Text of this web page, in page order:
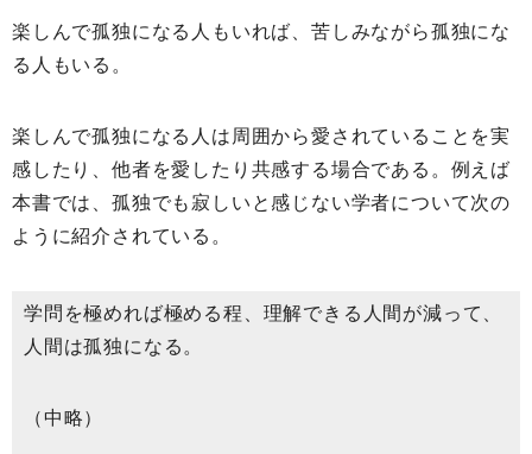
楽しんで孤独になる人もいれば、苦しみながら孤独にな
る人もいる。
楽しんで孤独になる人は周囲から愛されていることを実
感したり、他者を愛したり共感する場合である。例えば
本書では、孤独でも寂しいと感じない学者について次の
ように紹介されている。
学問を極めれば極める程、理解できる人間が減って、
人間は孤独になる。
（中略）